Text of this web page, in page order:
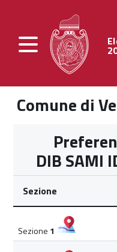
Comune di
DIB SAMI
Sezione
Sezione 1